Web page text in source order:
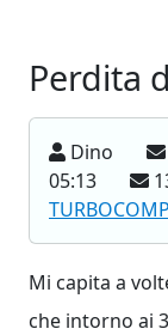
Perdita
Dino
05:13
Mi capita a
che intorno ai